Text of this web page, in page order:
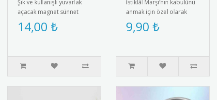
Şık ve kullanışlı yuvarlak
açacak magnet sünnet
hediyesi. Yüksek kaliteli
mıknatıs ve paslanmaz
14,00 ₺
İstiklâl Marşı’nın kabulünü
anmak için özel olarak
tasarlanmış rozet modeli.
12 Mart etkinlikleri, o..
9,90 ₺